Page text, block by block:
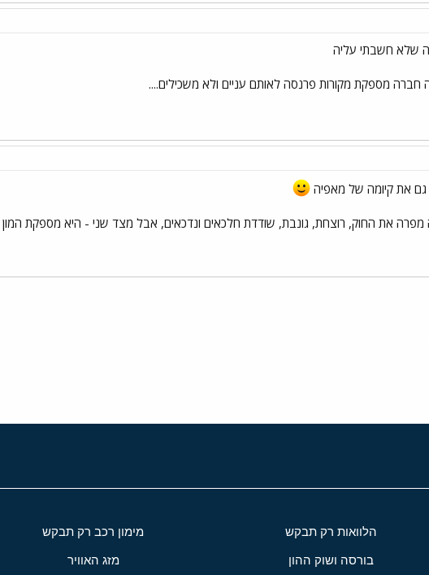
שלא חשבתי עליה
מספקת מקורות פרנסה לאותם עניים ולא משכילים....
גם את קיומה של מאפיה
מפרה את החוק, רוצחת, גונבת, שודדת חלכאים ונדכאים, אבל מצד שני - היא מספקת
הלוואות רק תבקש מימון רכב רק תבקש
בורסה ושוק ההון מזג האוויר